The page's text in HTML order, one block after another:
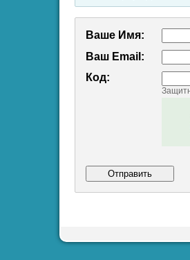
Ваше Имя:
Ваш Emаil:
Код: